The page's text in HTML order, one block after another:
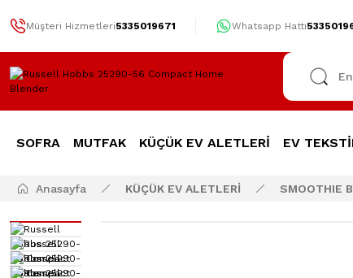
Müşteri Hizmetleri5335019671 Whatsapp Hattı
SOFRA MUTFAK KÜÇÜK EV ALETLERİ EV
Anasayfa KÜÇÜK EV ALETLERİ SMOOTHIE